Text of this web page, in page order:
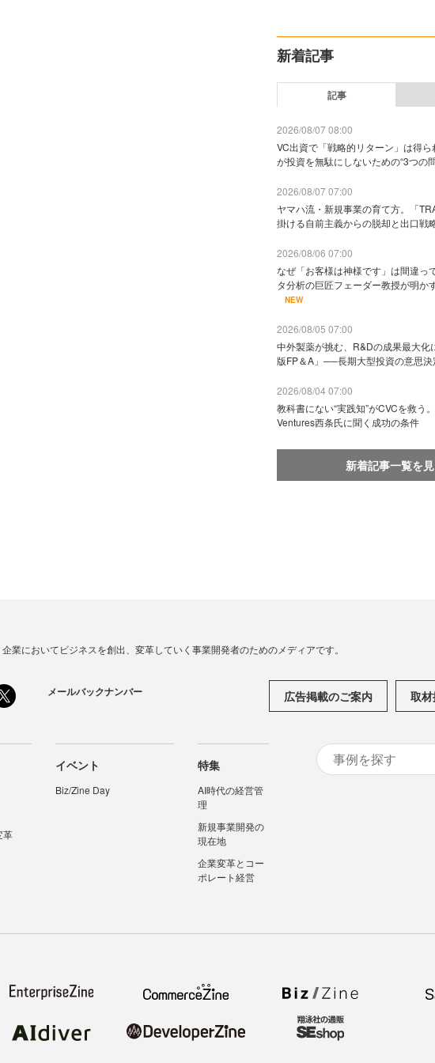
新着記事
記事
2026/08/07 08:00
VC出資で「戦略的リターン」は得
が投資を無駄にしないための“3つの
2026/08/07 07:00
ヤマハ流・新規事業の育て方。「
掛ける自前主義からの脱却と出口戦
2026/08/06 07:00
なぜ「お客様は神様です」は間違っ
タ分析の巨匠フェーダー教授が明か
NEW
2026/08/05 07:00
中外製薬が挑む、R&Dの成果最大化
版FP＆A」──長期大型投資の意思決
2026/08/04 07:00
教科書にない“実践知”がCVCを救う
Ventures西条氏に聞く成功の条件
新着記事一覧を
業においてビジネスを創出、変革していく事業開発者のためのメディアです。
メールバックナンバー 広告掲載のご案内 取
革
イベント
Biz/Zine Day
特集
AI時代の経営管
理
新規事業開発の
現在地
企業変革とコー
ポレート経営